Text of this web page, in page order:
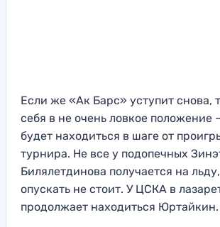
Если же «Ак Барс» уступит снова,
себя в не очень ловкое положение
будет находиться в шаге от
турнира. Не все у подопечных
Билялетдинова получается на
опускать не стоит. У ЦСКА в
продолжает находиться Юртайкин.